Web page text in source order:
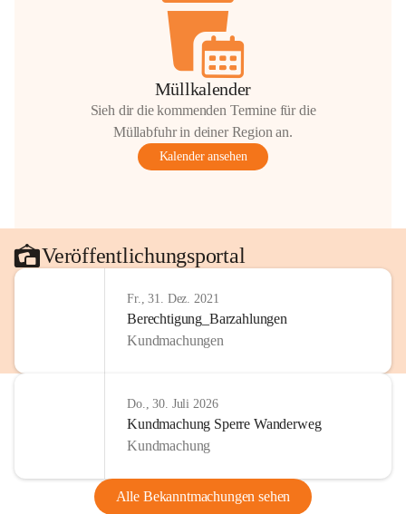
Müllkalender
Sieh dir die kommenden Termine für die
Müllabfuhr in deiner Region an.
Kalender ansehen
Veröffentlichungsportal
Fr., 31. Dez. 2021
Berechtigung_Barzahlungen
Kundmachungen
Do., 30. Juli 2026
Kundmachung Sperre Wanderweg
Kundmachung
Alle Bekanntmachungen sehen